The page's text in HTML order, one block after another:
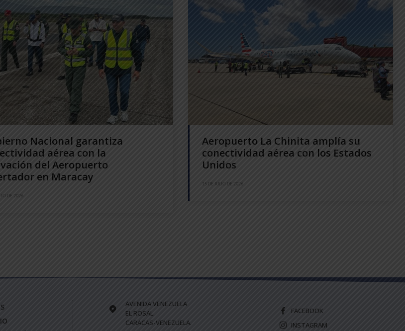
Nacional garantiza
aérea con la
del Aeropuerto
en Maracay
DE 2026
Aeropuerto La Chinita amplía su
conectividad aérea con los Estados
Unidos
15 DE JULIO DE 2026
AVENIDA VENEZUELA
EL ROSAL.
CARACAS-VENEZUELA.
FACEBOOK
INSTAGRAM